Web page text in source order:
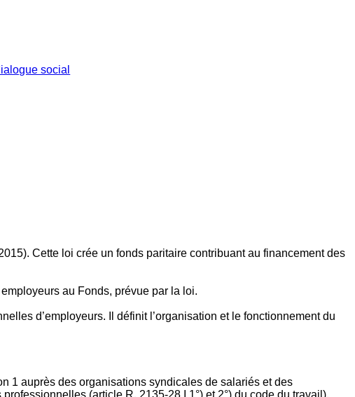
social
Cette loi crée un fonds paritaire contribuant au financement des
au Fonds, prévue par la loi.
d’employeurs. Il définit l’organisation et le fonctionnement du
1 auprès des organisations syndicales de salariés et des